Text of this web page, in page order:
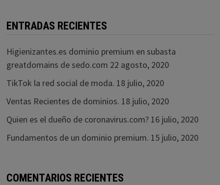
ENTRADAS RECIENTES
Higienizantes.es dominio premium en subasta
greatdomains de sedo.com 22 agosto, 2020
TikTok la red social de moda. 18 julio, 2020
Ventas Recientes de dominios. 18 julio, 2020
Quien es el dueño de coronavirus.com? 16 julio, 2020
Fundamentos de un dominio premium. 15 julio, 2020
COMENTARIOS RECIENTES